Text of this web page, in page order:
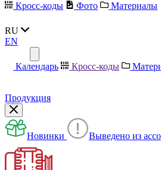
Кросс-коды Фото Материалы
RU
EN
Календарь Кросс-коды
Продукция
Новинки Выведено из